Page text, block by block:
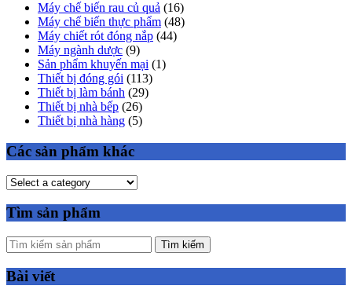
Máy chế biến rau củ quả (16)
Máy chế biến thực phẩm (48)
Máy chiết rót đóng nắp (44)
Máy ngành dược (9)
Sản phẩm khuyến mại (1)
Thiết bị đóng gói (113)
Thiết bị làm bánh (29)
Thiết bị nhà bếp (26)
Thiết bị nhà hàng (5)
Các sản phẩm khác
Tìm sản phẩm
Tìm kiếm
Bài viết